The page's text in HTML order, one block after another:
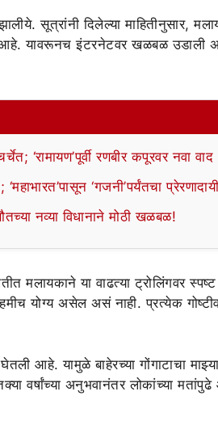
सूत्रांनी दिलेल्या माहितीनुसार,
आहे. यावरूनच इंटरनेटवर खळबळ
रणबीर कपूरवर नवा वाद
‘गजनी’पर्यंतचा
नव्या विधानाने मोठी खळबळ!
मलायकाने या वाढत्या ट्रोलिंगवर
योग्य असेल असं नाही. प्रत्येक
आहे. यामुळे बाहेरच्या गोंगाटाचा माझ्या
वर्षांच्या अनुभवानंतर लोकांच्या मतांपुढे